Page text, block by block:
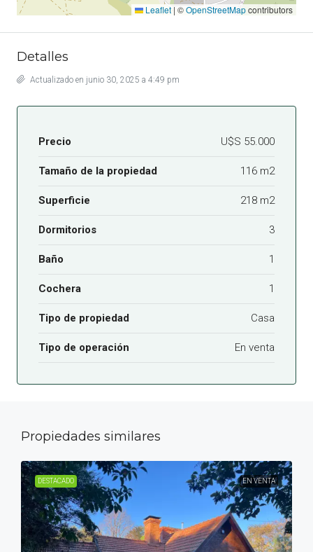
Leaflet | ©OpenStreetMapcontributors
Detalles
Actualizado en junio 30, 2025 a 4:49 pm
Precio U$S 55.000
Tamaño de la propiedad 116 m2
Superficie 218 m2
Dormitorios 3
Baño 1
Cochera 1
Tipo de propiedad Casa
Tipo de operación En venta
Propiedades similares
DESTACADO EN VENTA